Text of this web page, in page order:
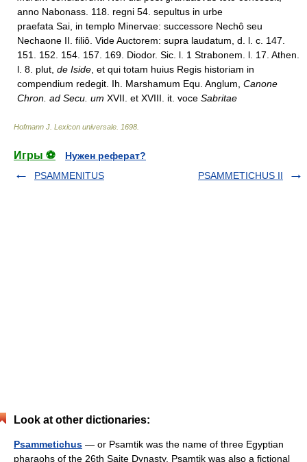
anno Nabonass. 118. regni 54. sepultus in urbe
praefata Sai, in templo Minervae: successore Nechô seu
Nechaone II. filiô. Vide Auctorem: supra laudatum, d. l. c. 147.
151. 152. 154. 157. 169. Diodor. Sic. l. 1 Strabonem. l. 17. Athen.
l. 8. plut, de Iside , et qui totam huius Regis historiam in
compendium redegit. Ih. Marshamum Equ. Anglum, Canone
Chron. ad Secu. um XVII. et XVIII. it. voce Sabritae
Hofmann J. Lexicon universale 1698
Игры ⚽
Нужен реферат?
PSAMMENITUS
PSAMMETICHUS II
Look at other dictionaries:
Psammetichus — or Psamtik was the name of three Egyptian
pharaohs of the 26th Saite Dynasty. Psamtik was also a fictional